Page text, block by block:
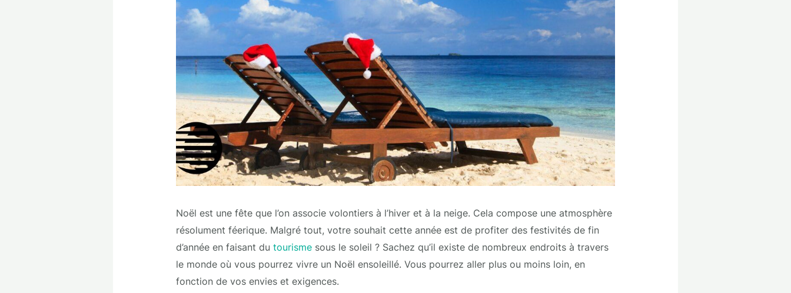
Noël est une fête que l’on associe volontiers à l’hiver et à la neige. Cela compose une atmosphère
résolument féerique. Malgré tout, votre souhait cette année est de profiter des festivités de fin
d’année en faisant du tourismesous le soleil ? Sachez qu’il existe de nombreux endroits à travers
le monde où vous pourrez vivre un Noël ensoleillé. Vous pourrez aller plus ou moins loin, en
fonction de vos envies et exigences.